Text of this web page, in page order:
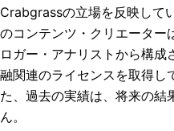
Crabgrassの立場を反映して
のコンテンツ・クリエーター
ロガー・アナリストから構
融関連のライセンスを取得し
た、過去の実績は、将来の結
ん。